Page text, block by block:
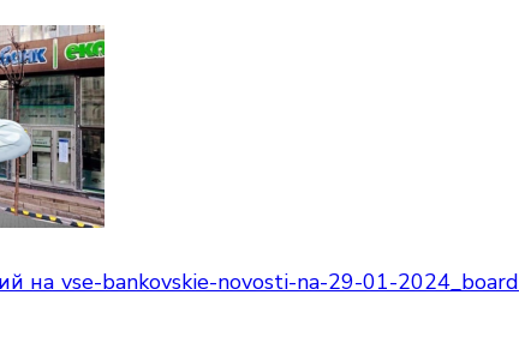
на vse-bankovskie-novosti-na-29-01-2024_board